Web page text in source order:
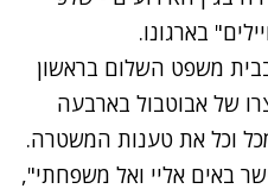
בארגונו.
משפט השלום בראשון
של אבוטבול בארבעה
וכל את טענות המשטרה.
באים אליי ואל משפחתי",